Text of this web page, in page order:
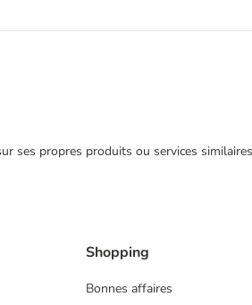
ses propres produits ou services
Shopping
Bonnes affaires